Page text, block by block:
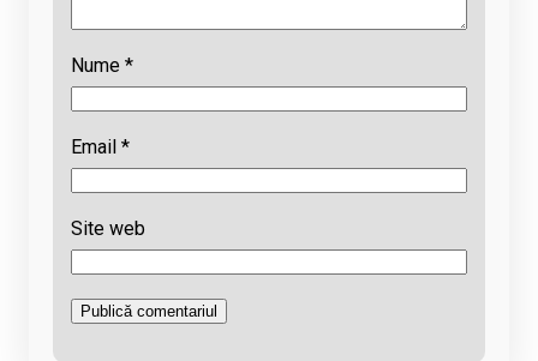
Nume *
Email *
Site web